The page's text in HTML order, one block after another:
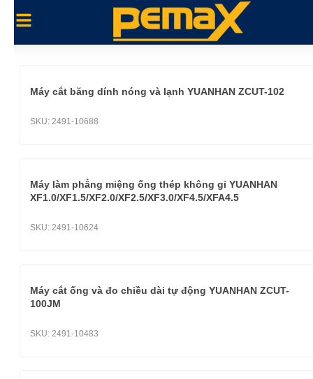
Máy cắt băng dính nóng và lạnh YUANHAN ZCUT-102
SKU: 2491-10688
Máy làm phẳng miệng ống thép không gỉ YUANHAN
XF1.0/XF1.5/XF2.0/XF2.5/XF3.0/XF4.5/XFA4.5
SKU: 2491-10624
Máy cắt ống và đo chiều dài tự động YUANHAN ZCUT-
100JM
SKU: 2491-10483